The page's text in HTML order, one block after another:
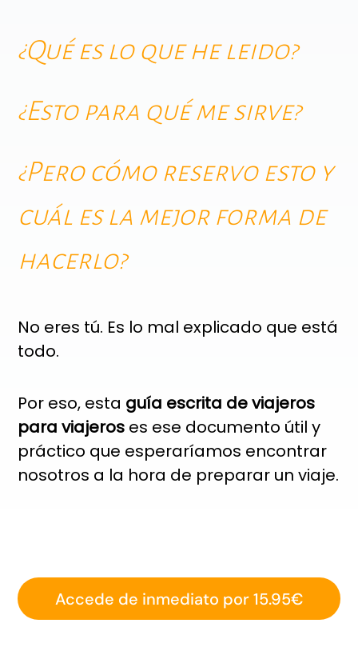
¿Qué es lo que he leido?
¿Esto para qué me sirve?
¿Pero cómo reservo esto y
cuál es la mejor forma de
hacerlo?
No eres tú. Es lo mal explicado que está
todo.
Por eso, esta guía escrita de viajeros
para viajeros es ese documento útil y
práctico que esperaríamos encontrar
nosotros a la hora de preparar un viaje.
Accede de inmediato por 15.95€